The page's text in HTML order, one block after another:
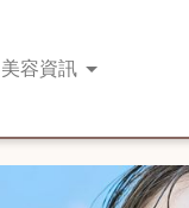
美容資訊